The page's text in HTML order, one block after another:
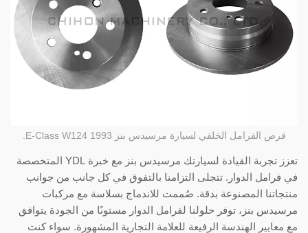
قرص الفرامل الخلفي لسيارة مرسيدس بنز E-Class W124 1993.
تعزز تجربة القيادة لسيارتك مرسيدس بنز مع خبرة YDL المتخصصة
في فرامل الدوار. تتجلى التزامنا بالتفوق في كل جانب من جوانب
منتجاتنا المصنوعة بدقة. صُممت للاندماج بسلاسة مع مركبات
مرسيدس بنز، توفر حلولنا لفرامل الدوار مستوىًا من الجودة يتوافق
مع معايير الهندسة الرفيعة للعلامة التجارية المشهورة. سواء كنت